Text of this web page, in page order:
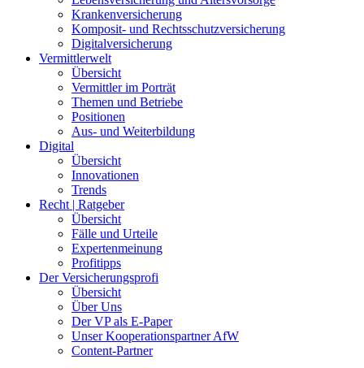
Krankenversicherung
Komposit- und Rechtsschutzversicherung
Digitalversicherung
Vermittlerwelt
Übersicht
Vermittler im Porträt
Themen und Betriebe
Positionen
Aus- und Weiterbildung
Digital
Übersicht
Innovationen
Trends
Recht | Ratgeber
Übersicht
Fälle und Urteile
Expertenmeinung
Profitipps
Der Versicherungsprofi
Übersicht
Über Uns
Der VP als E-Paper
Unser Kooperationspartner AfW
Content-Partner